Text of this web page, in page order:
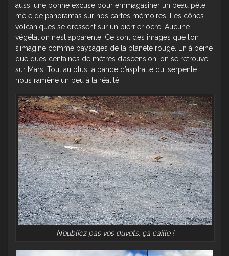
aussi une bonne excuse pour emmagasiner un beau pèle
mêle de panoramas sur nos cartes mémoires. Les cônes
volcaniques se dressent sur un pierrier ocre. Aucune
végétation n’est apparente. Ce sont des images que l’on
s’imagine comme paysages de la planète rouge. En à peine
quelques centaines de mètres d’ascension, on se retrouve
sur Mars. Tout au plus la bande d’asphalte qui serpente
nous ramène un peu à la réalité.
N’oubliez pas vos duvets, ça caille !